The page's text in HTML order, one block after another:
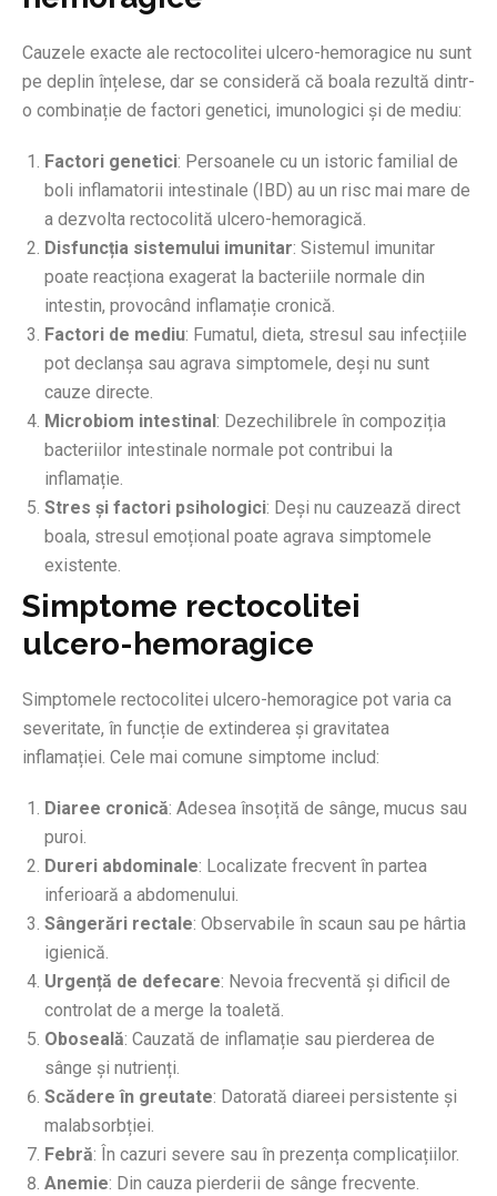
Cauzele exacte ale rectocolitei ulcero-hemoragice nu sunt
pe deplin înțelese, dar se consideră că boala rezultă dintr-
o combinație de factori genetici, imunologici și de mediu:
Factori genetici: Persoanele cu un istoric familial de
boli inflamatorii intestinale (IBD) au un risc mai mare de
a dezvolta rectocolită ulcero-hemoragică.
Disfuncția sistemului imunitar: Sistemul imunitar
poate reacționa exagerat la bacteriile normale din
intestin, provocând inflamație cronică.
Factori de mediu: Fumatul, dieta, stresul sau infecțiile
pot declanșa sau agrava simptomele, deși nu sunt
cauze directe.
Microbiom intestinal : Dezechilibrele în compoziția
bacteriilor intestinale normale pot contribui la
inflamație.
Stres și factori psihologici: Deși nu cauzează direct
boala, stresul emoțional poate agrava simptomele
existente.
Simptome rectocolitei
ulcero-hemoragice
Simptomele rectocolitei ulcero-hemoragice pot varia ca
severitate, în funcție de extinderea și gravitatea
inflamației. Cele mai comune simptome includ:
Diaree cronică: Adesea însoțită de sânge, mucus sau
puroi.
Dureri abdominale: Localizate frecvent în partea
inferioară a abdomenului.
Sângerări rectale: Observabile în scaun sau pe hârtia
igienică.
Urgență de defecare: Nevoia frecventă și dificil de
controlat de a merge la toaletă.
Oboseală: Cauzată de inflamație sau pierderea de
sânge și nutrienți.
Scădere în greutate: Datorată diareei persistente și
malabsorbției.
Febră: În cazuri severe sau în prezența complicațiilor.
Anemie: Din cauza pierderii de sânge frecvente.